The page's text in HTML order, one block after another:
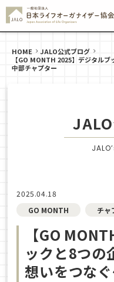
HOME
JALO公式ブログ
【GO MONTH 2025】デジタル
中部チャプター
2025.04.18
GO MONTH
チャ
【GO
ックと8つの
想いをつな